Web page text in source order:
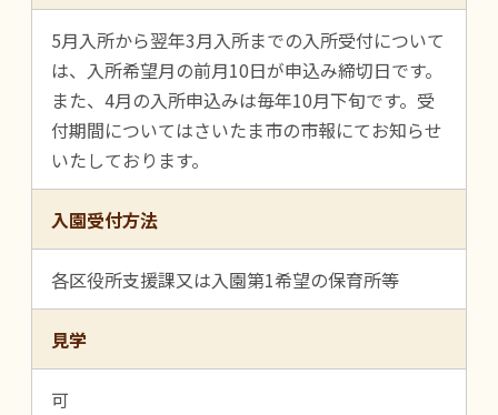
5月入所から翌年3月入所までの入所受付について
は、入所希望月の前月10日が申込み締切日です。
また、4月の入所申込みは毎年10月下旬です。受
付期間についてはさいたま市の市報にてお知らせ
いたしております。
入園受付方法
各区役所支援課又は入園第1希望の保育所等
見学
可